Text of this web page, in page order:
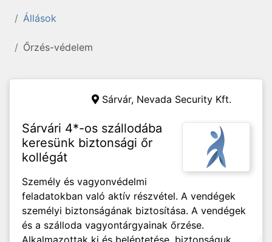
Állások
Őrzés-védelem
Sárvár, Nevada Security Kft.
Sárvári 4*-os szállodába
keresünk biztonsági őr
kollégát
Személy és vagyonvédelmi
feladatokban való aktív részvétel. A vendégek
személyi biztonságának biztosítása. A vendégek
és a szálloda vagyontárgyainak őrzése.
Alkalmazottak ki és beléptetése, biztonságuk